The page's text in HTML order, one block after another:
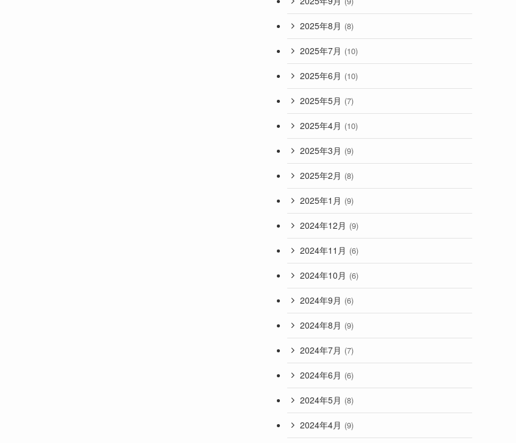
2025年8月 (8)
2025年7月 (10)
2025年6月 (10)
2025年5月 (7)
2025年4月 (10)
2025年3月 (9)
2025年2月 (8)
2025年1月 (9)
2024年12月 (9)
2024年11月 (6)
2024年10月 (6)
2024年9月 (6)
2024年8月 (9)
2024年7月 (7)
2024年6月 (6)
2024年5月 (8)
2024年4月 (9)